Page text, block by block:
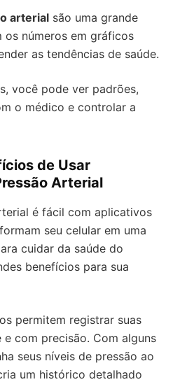
arterial são uma grande
os números em gráficos
as tendências de saúde.
você pode ver padrões,
o médico e controlar a
de Usar
Arterial
é fácil com aplicativos
seu celular em uma
cuidar da saúde do
benefícios para sua
permitem registrar suas
com precisão. Com alguns
seus níveis de pressão ao
um histórico detalhado